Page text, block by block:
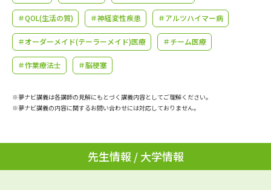
大学で学びたい学問発見
学問のミニ講義「夢ナビ講義」 学問分野解説
大学進学IDについて
＃QOL(生活の質) ＃神経変性疾患 ＃アルツハイマー病
＃オーダーメイド(テーラーメイド)医療 ＃チーム医療
＃作業療法士 ＃脳梗塞
※夢ナビ講義は各講師の見解にもとづく講義内容としてご理解ください。
※夢ナビ講義の内容に関するお問い合わせには対応しておりません。
先生情報 / 大学情報